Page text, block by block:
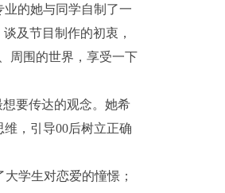
的她与同学自制了一
及节目制作的初衷，
周围的世界，享受一下
要传达的观念。她希
，引导00后树立正确
学生对恋爱的憧憬；